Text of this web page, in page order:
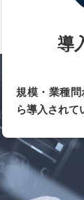
導
規模・業種
ら導入されて